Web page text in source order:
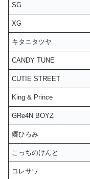
SG
XG
キタニタツヤ
CANDY TUNE
CUTIE STREET
King & Prince
GRe4N BOYZ
郷ひろみ
こっちのけんと
コレサワ